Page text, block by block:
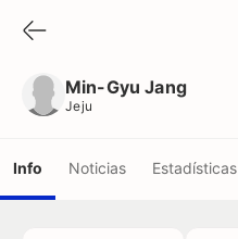
Min-Gyu Jang
Jeju
Info Noticias Estadísticas